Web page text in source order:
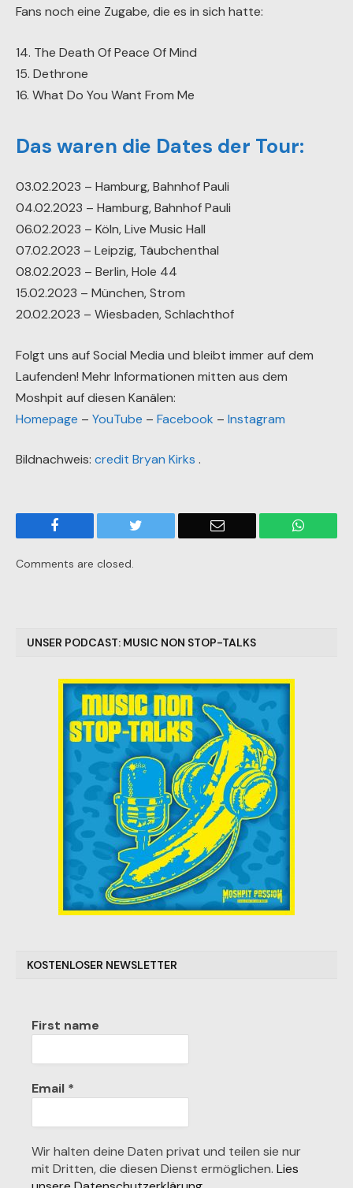
Fans noch eine Zugabe, die es in sich hatte:
14. The Death Of Peace Of Mind
15. Dethrone
16. What Do You Want From Me
Das waren die Dates der Tour:
03.02.2023 – Hamburg, Bahnhof Pauli
04.02.2023 – Hamburg, Bahnhof Pauli
06.02.2023 – Köln, Live Music Hall
07.02.2023 – Leipzig, Täubchenthal
08.02.2023 – Berlin, Hole 44
15.02.2023 – München, Strom
20.02.2023 – Wiesbaden, Schlachthof
Folgt uns auf Social Media und bleibt immer auf dem
Laufenden! Mehr Informationen mitten aus dem
Moshpit auf diesen Kanälen:
Homepage – YouTube – Facebook – Instagram
Bildnachweis: credit Bryan Kirks .
Email
Comments are closed.
UNSER PODCAST: MUSIC NON STOP-TALKS
KOSTENLOSER NEWSLETTER
First name
Email *
Wir halten deine Daten privat und teilen sie nur
mit Dritten, die diesen Dienst ermöglichen. Lies